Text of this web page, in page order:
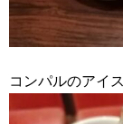
コンパルのアイ